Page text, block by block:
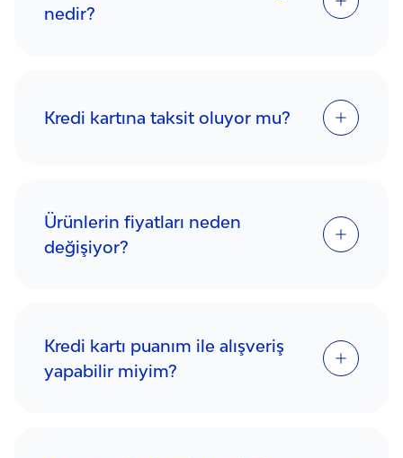
nedir?
Kredi kartına taksit oluyor mu?
Ürünlerin fiyatları neden
değişiyor?
Kredi kartı puanım ile alışveriş
yapabilir miyim?